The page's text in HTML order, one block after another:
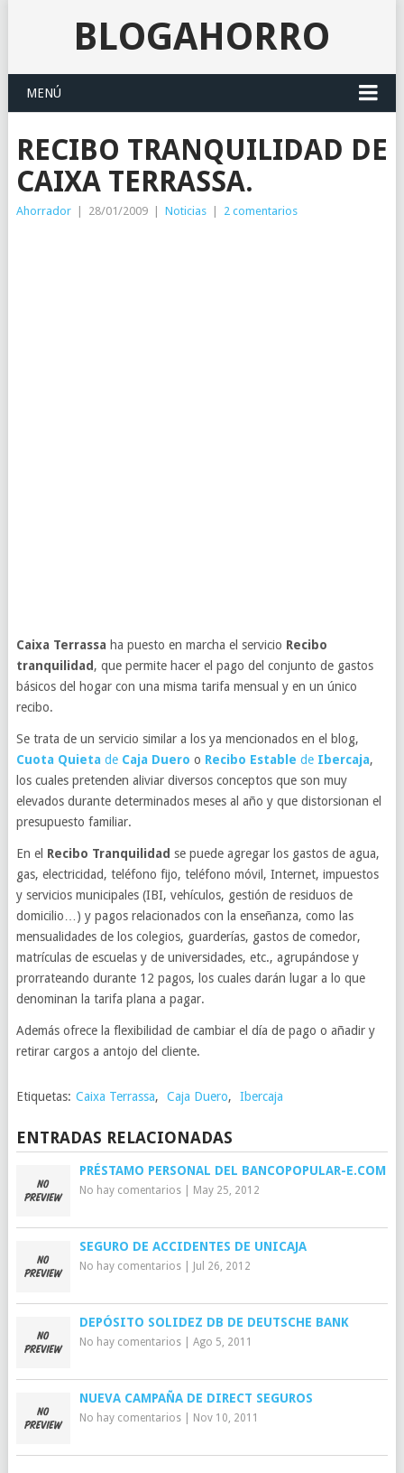
BLOGAHORRO
MENÚ
RECIBO TRANQUILIDAD DE
CAIXA TERRASSA.
Ahorrador 28/01/2009 Noticias 2 comentarios
Caixa Terrassa ha puesto en marcha el servicio Recibo
tranquilidad , que permite hacer el pago del conjunto de gastos
básicos del hogar con una misma tarifa mensual y en un único
recibo.
Se trata de un servicio similar a los ya mencionados en el blog,
Cuota Quietade Caja Duero o Recibo Estable de Ibercaja,
los cuales pretenden aliviar diversos conceptos que son muy
elevados durante determinados meses al año y que distorsionan el
presupuesto familiar.
En el Recibo Tranquilidad se puede agregar los gastos de agua,
gas, electricidad, teléfono fijo, teléfono móvil, Internet, impuestos
y servicios municipales (IBI, vehículos, gestión de residuos de
domicilio…) y pagos relacionados con la enseñanza, como las
mensualidades de los colegios, guarderías, gastos de comedor,
matrículas de escuelas y de universidades, etc., agrupándose y
prorrateando durante 12 pagos, los cuales darán lugar a lo que
denominan la tarifa plana a pagar.
Además ofrece la flexibilidad de cambiar el día de pago o añadir y
retirar cargos a antojo del cliente.
Etiquetas: Caixa Terrassa, Caja Duero, Ibercaja
ENTRADAS RELACIONADAS
PRÉSTAMO PERSONAL DEL BANCOPOPULAR-E.COM
No hay comentarios| May 25, 2012
SEGURO DE ACCIDENTES DE UNICAJA
No hay comentarios| Jul 26, 2012
DEPÓSITO SOLIDEZ DB DE DEUTSCHE BANK
No hay comentarios| Ago 5, 2011
NUEVA CAMPAÑA DE DIRECT SEGUROS
No hay comentarios| Nov 10, 2011